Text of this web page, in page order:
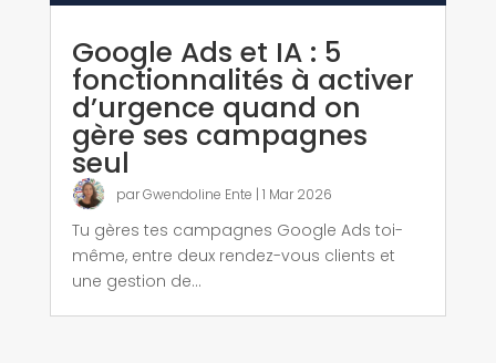
Google Ads et IA : 5
fonctionnalités à activer
d’urgence quand on
gère ses campagnes
seul
parGwendoline Ente | 1 Mar 2026
Tu gères tes campagnes Google Ads toi-
même, entre deux rendez-vous clients et
une gestion de...